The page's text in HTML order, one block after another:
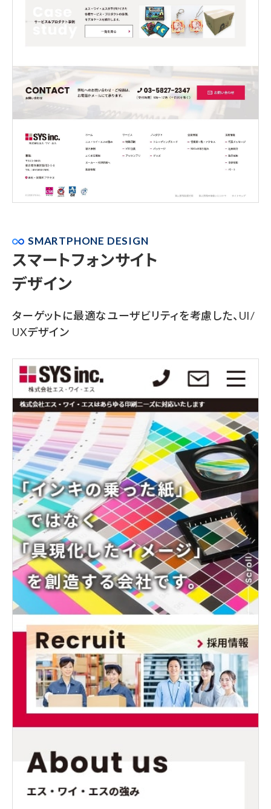
SMARTPHONE DESIGN
スマートフォンサイト
デザイン
ターゲットに最適なユーザビリティを考慮した、UI/
UXデザイン